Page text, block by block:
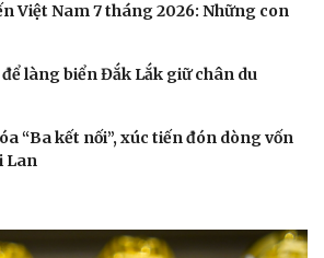
Việt Nam 7 tháng 2026: Những con
làng biển Đắk Lắk giữ chân du
“Ba kết nối”, xúc tiến đón dòng vốn
Lan